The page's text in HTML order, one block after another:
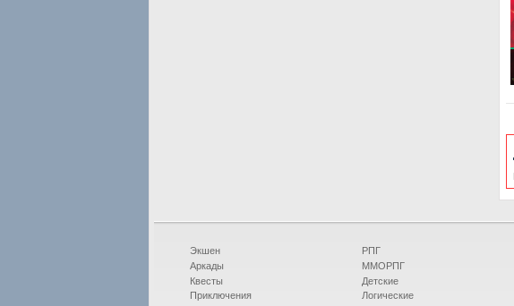
Экшен
Аркады
Квесты
Приключения
РПГ
ММОРПГ
Детские
Логические